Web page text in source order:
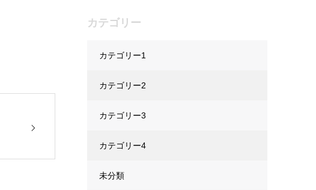
カテゴリー
カテゴリー1
カテゴリー2
カテゴリー3
カテゴリー4
未分類